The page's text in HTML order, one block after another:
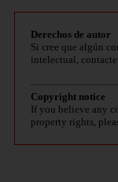
Derechos de autor
Si cree que algún
intelectual, contacte
Copyright notice
If you believe any
property rights,